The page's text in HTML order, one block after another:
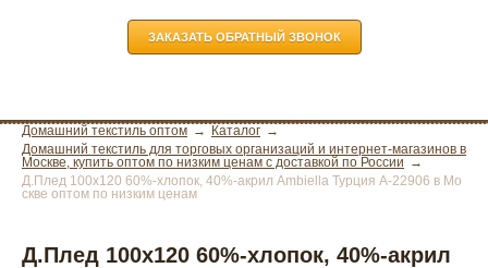
ЗАКАЗАТЬ ОБРАТНЫЙ ЗВОНОК
Домашний текстиль оптом
Каталог
Домашний текстиль для торговых организаций и интернет-магазинов в
Москве, купить оптом по низким ценам с доставкой по России
Д.Плед 100х120 60%-хлопок, 40%-акрил Ambiella Турция А-22906 в Мо
скве оптом по низким ценам
Д.Плед 100х120 60%-хлопок, 40%-акрил